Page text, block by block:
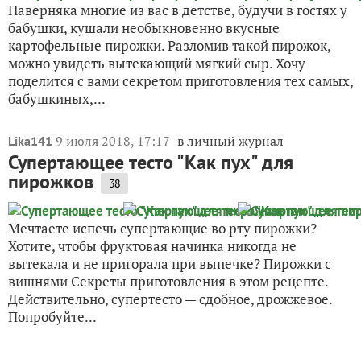
Наверняка многие из вас в детстве, будучи в гостях у
бабушки, кушали необыкновенно вкусные
картофельные пирожки. Разломив такой пирожок,
можно увидеть вытекающий мягкий сыр. Хочу
поделится с вами секретом приготовления тех самых,
бабушкиных,...
Lika141 9 июля 2018, 17:17 в личный журнал
Супертающее тесто "Как пух" для
пирожков 38
Мечтаете испечь супертающие во рту пирожки?
Хотите, чтобы фруктовая начинка никогда не
вытекала и не пригорала при выпечке? Пирожки с
вишнями Секреты приготовления в этом рецепте.
Действительно, супертесто — сдобное, дрожжевое.
Попробуйте...